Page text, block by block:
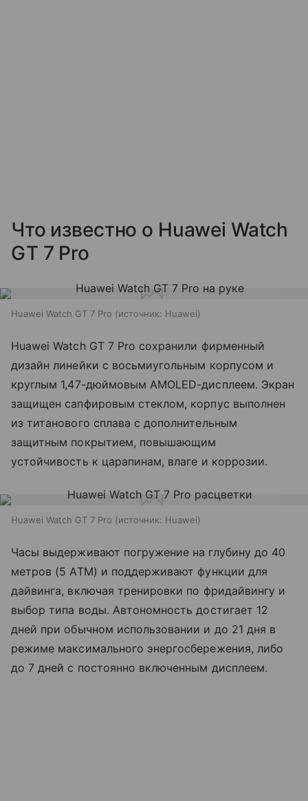
Что известно о Huawei Watch
GT 7 Pro
Huawei Watch GT 7 Pro источник: Huawei
Huawei Watch GT 7 Pro сохранили фирменный
дизайн линейки с восьмиугольным корпусом и
круглым 1,47-дюймовым AMOLED-дисплеем. Экран
защищен сапфировым стеклом, корпус выполнен
из титанового сплава с дополнительным
защитным покрытием, повышающим
устойчивость к царапинам, влаге и коррозии.
Huawei Watch GT 7 Pro источник: Huawei
Часы выдерживают погружение на глубину до 40
метров (5 ATM) и поддерживают функции для
дайвинга, включая тренировки по фридайвингу и
выбор типа воды. Автономность достигает 12
дней при обычном использовании и до 21 дня в
режиме максимального энергосбережения, либо
до 7 дней с постоянно включенным дисплеем.